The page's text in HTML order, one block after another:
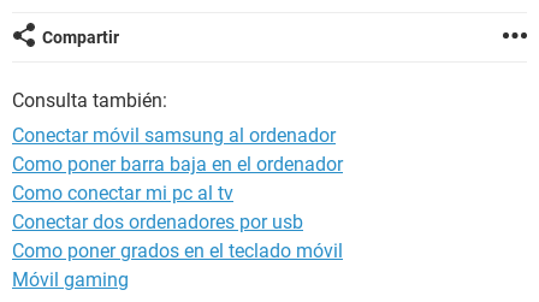
Compartir
Consulta también:
Conectar móvil samsung al ordenador
Como poner barra baja en el ordenador
Como conectar mi pc al tv
Conectar dos ordenadores por usb
Como poner grados en el teclado móvil
Móvil gaming